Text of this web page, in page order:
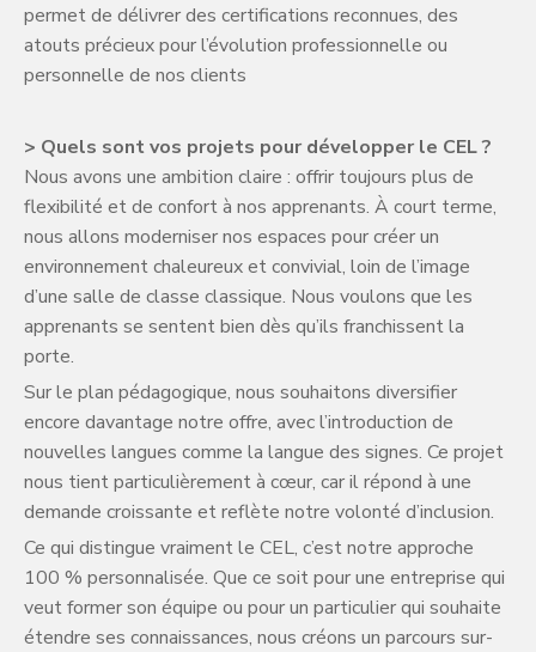
permet de délivrer des certifications reconnues, des
atouts précieux pour l’évolution professionnelle ou
personnelle de nos clients
> Quels sont vos projets pour développer le CEL ?
Nous avons une ambition claire : offrir toujours plus de
flexibilité et de confort à nos apprenants. À court terme,
nous allons moderniser nos espaces pour créer un
environnement chaleureux et convivial, loin de l’image
d’une salle de classe classique. Nous voulons que les
apprenants se sentent bien dès qu’ils franchissent la
porte.
Sur le plan pédagogique, nous souhaitons diversifier
encore davantage notre offre, avec l’introduction de
nouvelles langues comme la langue des signes. Ce projet
nous tient particulièrement à cœur, car il répond à une
demande croissante et reflète notre volonté d’inclusion.
Ce qui distingue vraiment le CEL, c’est notre approche
100 % personnalisée. Que ce soit pour une entreprise qui
veut former son équipe ou pour un particulier qui souhaite
étendre ses connaissances, nous créons un parcours sur-